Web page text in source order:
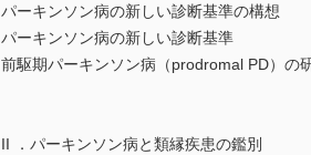
パーキンソン病の新しい診断基準の構想
パーキンソン病の新しい診断基準
前駆期パーキンソン病（prodromal PD）の
II ．パーキンソン病と類縁疾患の鑑別